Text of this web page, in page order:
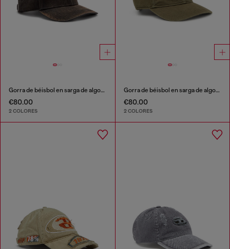
Gorra de béisbol en sarga de algodón lavada
€80.00
2 COLORES
Gorra de béisbol en sarga de algodón lavada
€80.00
2 COLORES